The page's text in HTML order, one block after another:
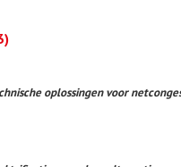
oplossingen voor